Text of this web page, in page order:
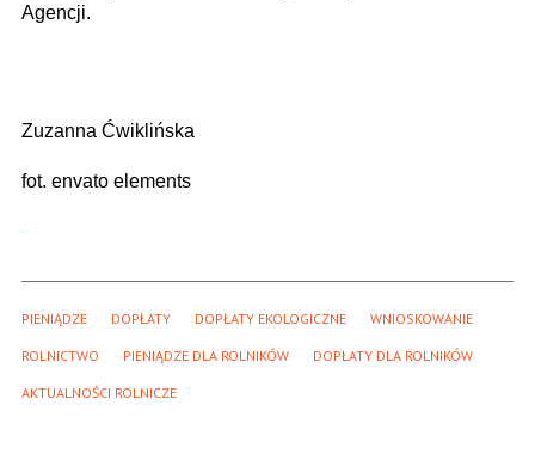
Agencji.
Zuzanna Ćwiklińska
fot. envato elements
PIENIĄDZE DOPŁATY DOPŁATY EKOLOGICZNE WNIOSKOWANIE
ROLNICTWO PIENIĄDZE DLA ROLNIKÓW DOPŁATY DLA ROLNIKÓW
AKTUALNOŚCI ROLNICZE